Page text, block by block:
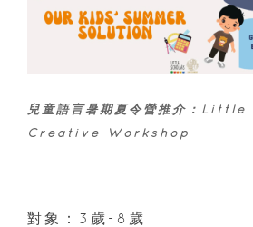
兒童語言暑期夏令營推介：
Creative Workshop
對象：3歲-8歲